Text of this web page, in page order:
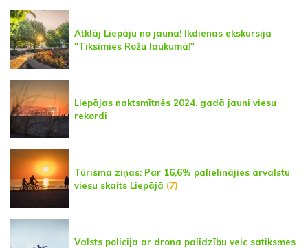
Atklāj Liepāju no jauna! Ikdienas ekskursija
"Tiksimies Rožu laukumā!"
Liepājas naktsmītnēs 2024. gadā jauni viesu
rekordi
Tūrisma ziņas: Par 16,6% palielinājies ārvalstu
viesu skaits Liepājā (7)
Valsts policija ar drona palīdzību veic satiksmes